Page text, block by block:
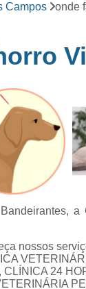
Clínica
Veterinária
de
Exame de
de
Exame
de
Exame de
Campos onde
a
nossos
24